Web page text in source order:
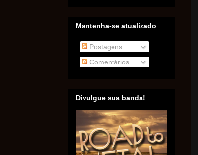
Mantenha-se atualizado
Postagens
Comentários
Divulgue sua banda!